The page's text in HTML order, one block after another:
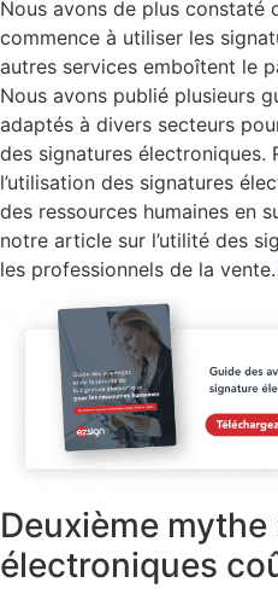
Nous avons de plus constaté
commence à utiliser les
autres services emboîtent le
Nous avons publié plusieurs
adaptés à divers secteurs
des signatures électroniques.
l’utilisation des signatures
des ressources humaines en
notre article sur l’utilité des
les professionnels de la vente.
Deuxième
électroniques